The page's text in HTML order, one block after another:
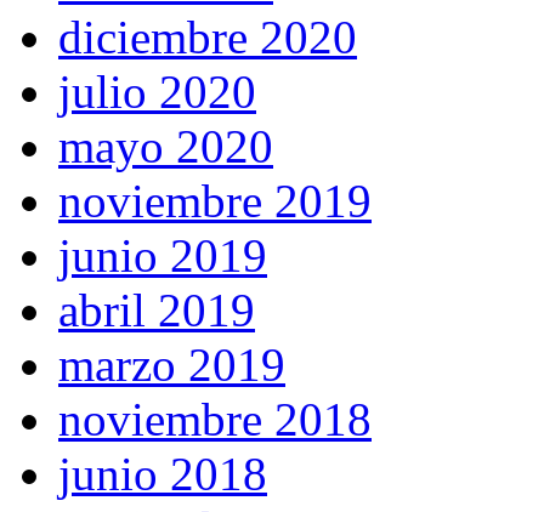
diciembre 2020
julio 2020
mayo 2020
noviembre 2019
junio 2019
abril 2019
marzo 2019
noviembre 2018
junio 2018